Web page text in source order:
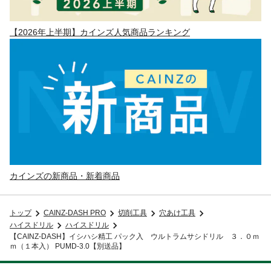
【2026年上半期】カインズ人気商品ランキング
カインズの新商品・新着商品
トップ CAINZ-DASH PRO 切削工具
穴あけ工具
ハイスドリル
ハイスドリル
【CAINZ-DASH】イシハシ精工 パック入 ウルトラムサシドリル ３．０ｍ
ｍ（１本入） PUMD-3.0【別送品】